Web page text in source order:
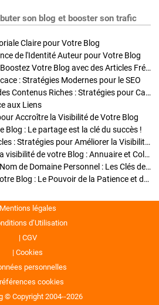
son blog et booster son trafic
Claire pour Votre Blog
de l'Identité Auteur pour Votre Blog
Stratégies de Publication : Boostez Votre Blog avec des Articles Fréquents et Exclusifs
: Stratégies Modernes pour le SEO
Enrichir Vos Articles avec des Contenus Riches : Stratégies pour Captiver et Optimiser
aux Liens
Accroître la Visibilité de Votre Blog
Blog : Le partage est la clé du succès !
Optimisation SEO des Articles : Stratégies pour Améliorer la Visibilité de Votre Blog
Stratégies pour améliorer la visibilité de votre Blog : Annuaire et Collaborations
Pourquoi Investir dans un Nom de Domaine Personnel : Les Clés de la Réussite de Votre Blog
Comment Faire Émerger Votre Blog : Le Pouvoir de la Patience et de la Persévérance
Mentions légales
d’Utilisation
CGV
Cookies
personnelles
cookies
© Copyright 2004--2026